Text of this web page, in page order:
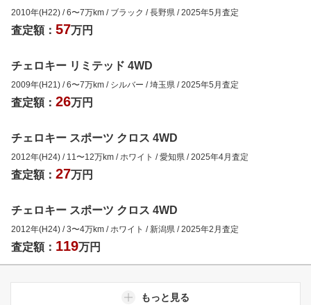
2010年(H22) /6〜7万km / ブラック /長野県 /2025年5月査定
査定額： 57万円
チェロキー リミテッド 4WD
2009年(H21) /6〜7万km / シルバー /埼玉県 /2025年5月査定
査定額： 26万円
チェロキー スポーツ クロス 4WD
2012年(H24) / 11 〜12万km / ホワイト /愛知県 /2025年4月査定
査定額： 27万円
チェロキー スポーツ クロス 4WD
2012年(H24) /3〜4万km / ホワイト /新潟県 /2025年2月査定
査定額： 119万円
もっと見る